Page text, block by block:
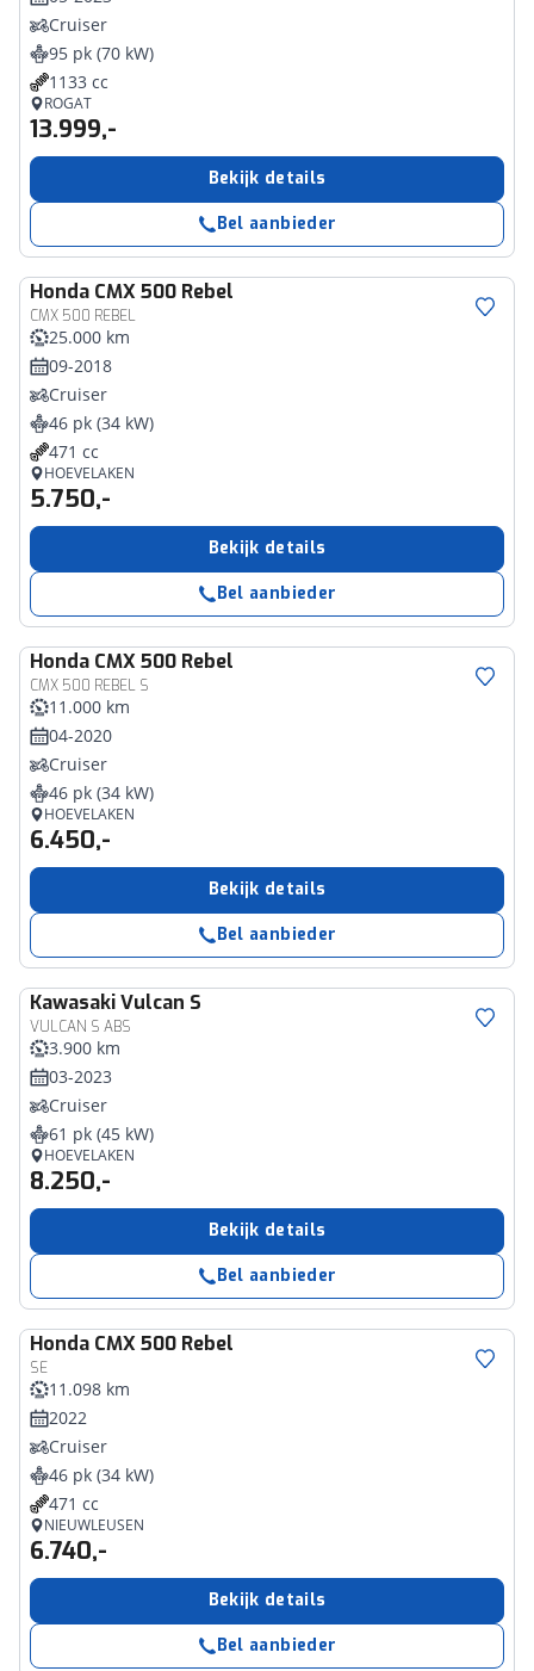
Cruiser
95 pk (70 kW)
1133 cc
ROGAT
13.999,-
Bekijk details
Bel aanbieder
Honda CMX 500 Rebel
CMX 500 REBEL
25.000 km
09-2018
Cruiser
46 pk (34 kW)
471 cc
HOEVELAKEN
5.750,-
Bekijk details
Bel aanbieder
Honda CMX 500 Rebel
CMX 500 REBEL S
11.000 km
04-2020
Cruiser
46 pk (34 kW)
HOEVELAKEN
6.450,-
Bekijk details
Bel aanbieder
KawasakiVulcan S
VULCAN S ABS
3.900 km
03-2023
Cruiser
61 pk (45 kW)
HOEVELAKEN
8.250,-
Bekijk details
Bel aanbieder
Honda CMX 500 Rebel
SE
11.098 km
2022
Cruiser
46 pk (34 kW)
471 cc
NIEUWLEUSEN
6.740,-
Bekijk details
Bel aanbieder